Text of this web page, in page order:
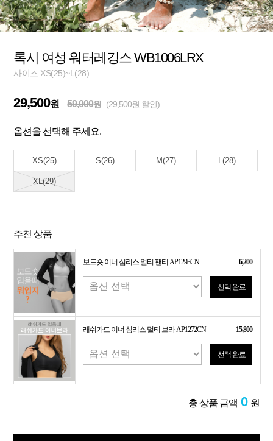
록시 여성 워터레깅스 WB1006LRX
사이즈 XS(25)~L(28)
29,500원 59,000원 (29,500원 할인)
옵션을 선택해 주세요.
XS(25) S(26) M(27) L(28)
XL(29)
추천 상품
보드숏 이너 심리스 멀티 팬티 AP1293CN 6,200
선택 완료
래쉬가드 이너 심리스 멀티 브라 AP1272CN 15,800
선택 완료
총 상품 금액 0 원